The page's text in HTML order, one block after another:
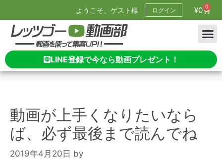
ようこそ、ゲスト様 ログイン ¥0 0
LINE登録で今なら動画プレゼント！
動画が上手くなりたいなら
ば、必ず最後まで読んでね
2019年4月20日 by